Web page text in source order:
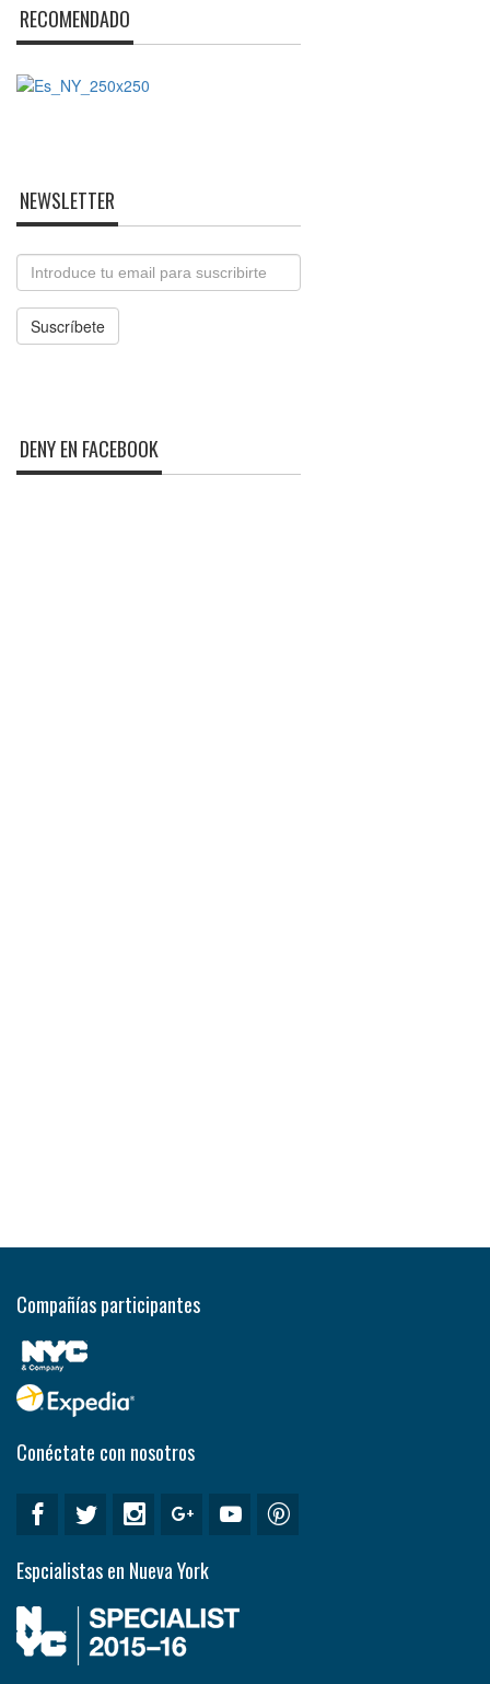
RECOMENDADO
NEWSLETTER
Email
Suscríbete
DENY EN FACEBOOK
Compañías participantes
Conéctate con nosotros
Espcialistas en Nueva York